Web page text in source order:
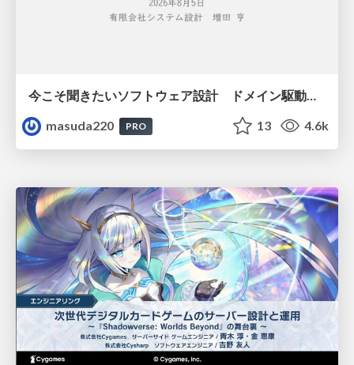
今こそ聞きたいソフトウェア設計 ドメイン駆動設計再入門
masuda220
PRO 13 4.6k